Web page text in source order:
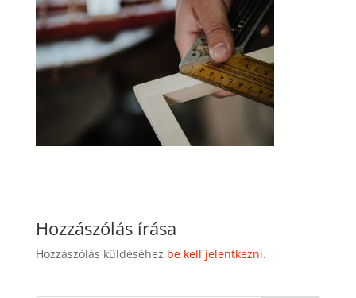
Hozzászólás írása
Hozzászólás küldéséhez be kell jelentkezni.